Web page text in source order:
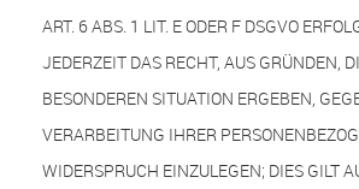
ART. 6 ABS. 1 LIT. E ODER F DSGVO
JEDERZEIT DAS RECHT, AUS GRÜNDEN,
BESONDEREN SITUATION ERGEBEN,
VERARBEITUNG IHRER
WIDERSPRUCH EINZULEGEN; DIES GILT